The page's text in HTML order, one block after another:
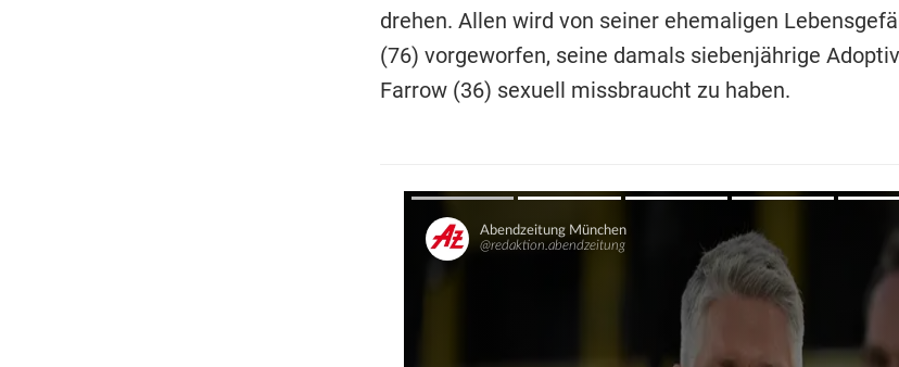
drehen. Allen wird von seiner ehemaligen
(76) vorgeworfen, seine damals siebenjährige
Farrow (36) sexuell missbraucht zu haben.